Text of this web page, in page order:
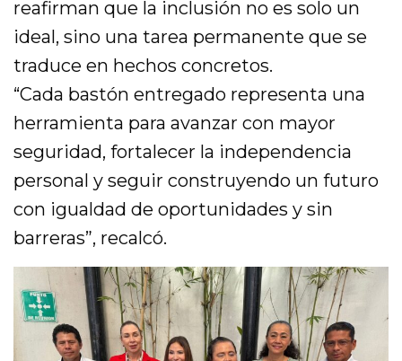
reafirman que la inclusión no es solo un
ideal, sino una tarea permanente que se
traduce en hechos concretos.
“Cada bastón entregado representa una
herramienta para avanzar con mayor
seguridad, fortalecer la independencia
personal y seguir construyendo un futuro
con igualdad de oportunidades y sin
barreras”, recalcó.